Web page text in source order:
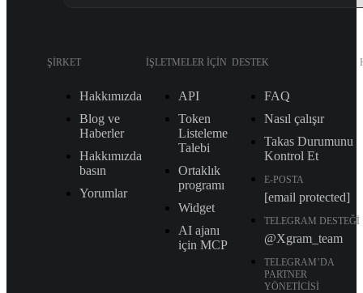
ŞIRKET
Hakkımızda
Blog ve
Haberler
Hakkımızda
basın
Yorumlar
İŞLETMELER IÇIN
API
Token
Listeleme
Talebi
Ortaklık
programı
Widget
AI ajanı
için MCP
DESTEK
FAQ
Nasıl çalışır
Takas Durumunu
Kontrol Et
E-POSTA
[email protected]
TELEGRAM DESTEĞI
@Xgram_team
TELEGRAM’DA
PARTNER
YÖNETICISI